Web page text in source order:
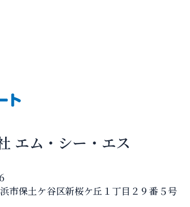
エム・シー・エス
市保土ケ谷区新桜ケ丘１丁目２９番５号